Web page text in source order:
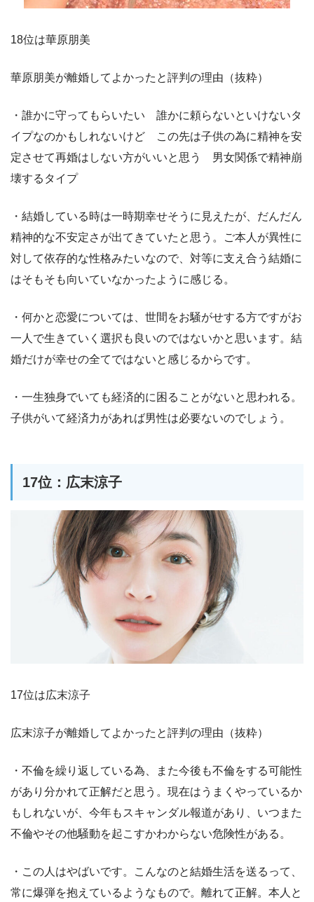
18位は華原朋美
華原朋美が離婚してよかったと評判の理由（抜粋）
・誰かに守ってもらいたい 誰かに頼らないといけないタ
イプなのかもしれないけど この先は子供の為に精神を安
定させて再婚はしない方がいいと思う 男女関係で精神崩
壊するタイプ
・結婚している時は一時期幸せそうに見えたが、だんだん
精神的な不安定さが出てきていたと思う。ご本人が異性に
対して依存的な性格みたいなので、対等に支え合う結婚に
はそもそも向いていなかったように感じる。
・何かと恋愛については、世間をお騒がせする方ですがお
一人で生きていく選択も良いのではないかと思います。結
婚だけが幸せの全てではないと感じるからです。
・一生独身でいても経済的に困ることがないと思われる。
子供がいて経済力があれば男性は必要ないのでしょう。
17位：広末涼子
17位は広末涼子
広末涼子が離婚してよかったと評判の理由（抜粋）
・不倫を繰り返している為、また今後も不倫をする可能性
があり分かれて正解だと思う。現在はうまくやっているか
もしれないが、今年もスキャンダル報道があり、いつまた
不倫やその他騒動を起こすかわからない危険性がある。
・この人はやばいです。こんなのと結婚生活を送るって、
常に爆弾を抱えているようなもので。離れて正解。本人と